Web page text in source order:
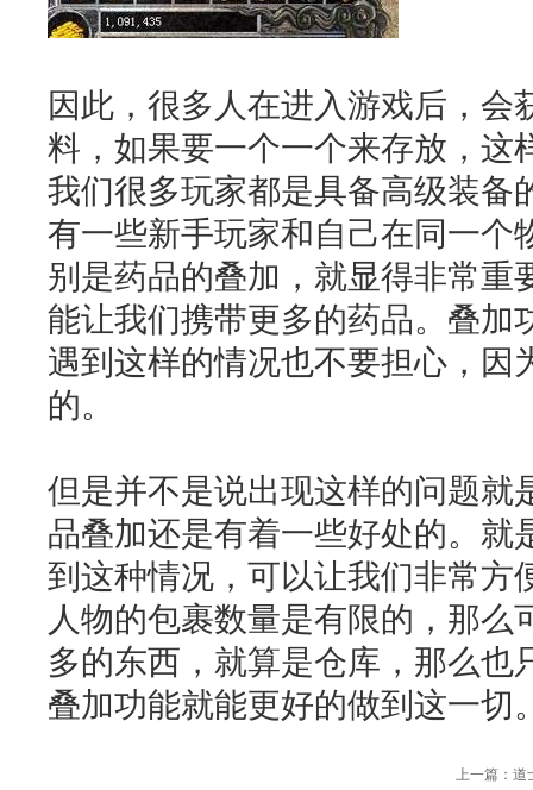
因此，很多人在进入游戏后，会
料，如果要一个一个来存放，这
我们很多玩家都是具备高级装备
有一些新手玩家和自己在同一个
别是药品的叠加，就显得非常重
能让我们携带更多的药品。叠加
遇到这样的情况也不要担心，因
的。
但是并不是说出现这样的问题就
品叠加还是有着一些好处的。就
到这种情况，可以让我们非常方
人物的包裹数量是有限的，那么
多的东西，就算是仓库，那么也
叠加功能就能更好的做到这一切
上一篇： 道